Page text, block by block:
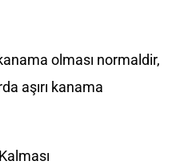
olması normaldir,
aşırı kanama